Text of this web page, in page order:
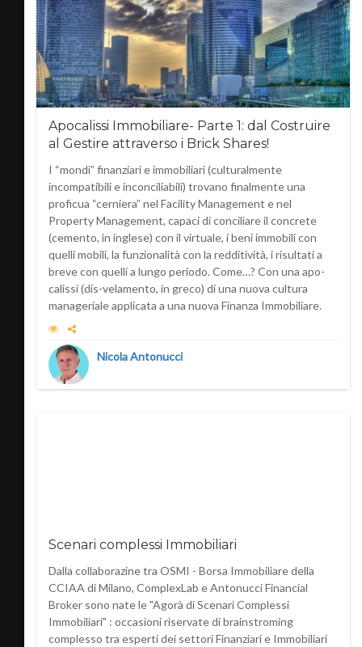
Apocalissi Immobiliare- Parte 1: dal Costruire
al Gestire attraverso i Brick Shares!
I “mondi” finanziari e immobiliari (culturalmente
incompatibili e inconciliabili) trovano finalmente una
proficua “cerniera” nel Facility Management e nel
Property Management, capaci di conciliare il concrete
(cemento, in inglese) con il virtuale, i beni immobili con
quelli mobili, la funzionalità con la redditività, i risultati a
breve con quelli a lungo periodo. Come…? Con una apo-
calissi (dis-velamento, in greco) di una nuova cultura
manageriale applicata a una nuova Finanza Immobiliare.
Nicola Antonucci
Scenari complessi Immobiliari
Dalla collaborazine tra OSMI - Borsa Immobiliare della
CCIAA di Milano, ComplexLab e Antonucci Financial
Broker sono nate le "Agorà di Scenari Complessi
Immobiliari" : occasioni riservate di brainstroming
complesso tra esperti dei settori Finanziari e Immobiliari